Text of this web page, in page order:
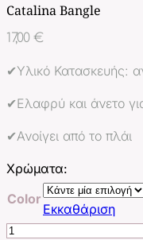
Catalina Bangle
17,00 €
✔Υλικό Κατασκευής:
✔Ελαφρύ και άνετο
✔Ανοίγει από το πλάι
Χρώματα:
Color
Εκκαθάριση
Catalina